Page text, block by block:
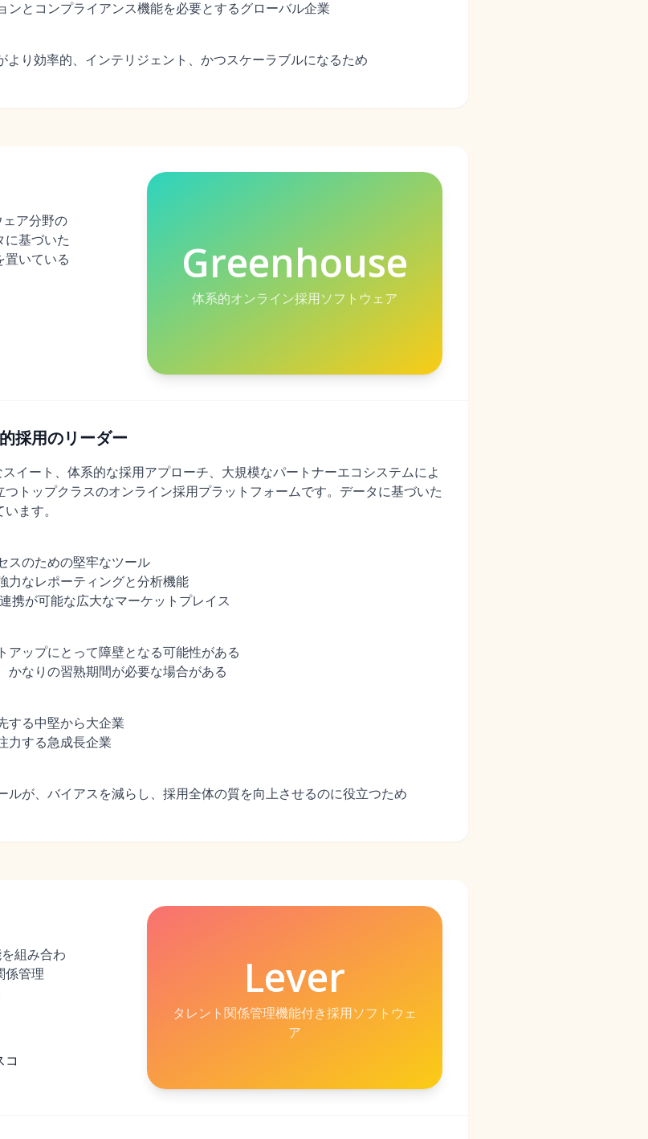
ンとコンプライアンス機能を必要とするグローバル企業
より効率的、インテリジェント、かつスケーラブルになるため
ア分野の
に基づいた
置いている
Greenhouse
体系的オンライン採用ソフトウェア
採用のリーダー
イート、体系的な採用アプローチ、大規模なパートナーエコシステムによ
トップクラスのオンライン採用プラットフォームです。データに基づいた
ます。
スのための堅牢なツール
力なレポーティングと分析機能
携が可能な広大なマーケットプレイス
アップにとって障壁となる可能性がある
なりの習熟期間が必要な場合がある
する中堅から大企業
力する急成長企業
ルが、バイアスを減らし、採用全体の質を向上させるのに役立つため
組み合わ
係管理
コ
Lever
タレント関係管理機能付き採用ソフトウェ
ア